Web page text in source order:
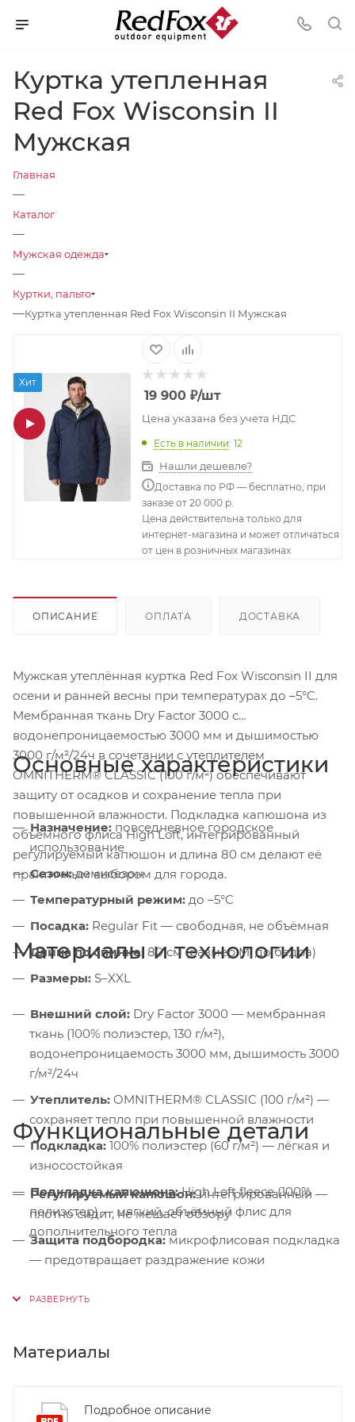
Куртка утепленная
Red Fox Wisconsin II
Мужская
Главная
—
Каталог
—
Мужская одежда
—
Куртки, пальто
—Куртка утепленная Red Fox Wisconsin II Мужская
Хит
19 900₽/шт
Цена указана без учета НДС
Есть в наличии: 12
Нашли дешевле?
Доставка по РФ — бесплатно, при
заказе от 20 000 р.
Цена действительна только для
интернет-магазина и может отличаться
от цен в розничных магазинах
ОПИСАНИЕ ОПЛАТА ДОСТАВКА
Мужская утеплённая куртка Red Fox Wisconsin II для
осени и ранней весны при температурах до –5°C.
Мембранная ткань Dry Factor 3000 с
водонепроницаемостью 3000 мм и дышимостью
3000 г/м²/24ч в сочетании с утеплителем
OMNITHERM® CLASSIC (100 г/м²) обеспечивают
защиту от осадков и сохранение тепла при
повышенной влажности. Подкладка капюшона из
объёмного флиса High Loft, интегрированный
регулируемый капюшон и длина 80 см делают её
практичным выбором для города.
Основные характеристики
Назначение: повседневное городское
использование
Сезон:демисезон
Температурный режим: до –5°C
Посадка: Regular Fit — свободная, не объёмная
Длина по спинке: 80 см (размер M, до бедра)
Размеры: S–XXL
Материалы и технологии
Внешний слой: Dry Factor 3000 — мембранная
ткань (100% полиэстер, 130 г/м²),
водонепроницаемость 3000 мм, дышимость 3000
г/м²/24ч
Утеплитель: OMNITHERM® CLASSIC (100 г/м²) —
сохраняет тепло при повышенной влажности
Подкладка: 100% полиэстер (60 г/м²) — лёгкая и
износостойкая
Подкладка капюшона:High Loft fleece (100%
полиэстер) — мягкий, объёмный флис для
дополнительного тепла
Функциональные детали
Регулируемый капюшон:интегрированный —
плотно сидит, не мешает обзору
Защита подбородка: микрофлисовая подкладка
— предотвращает раздражение кожи
пронизывающего ветра
— плавный ход и долговечность
Материалы
Подробное описание